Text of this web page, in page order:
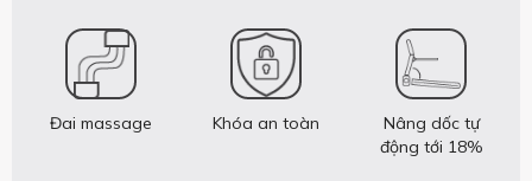
Đai massage Khóa an toàn
Nâng dốc tự
động tới 18%